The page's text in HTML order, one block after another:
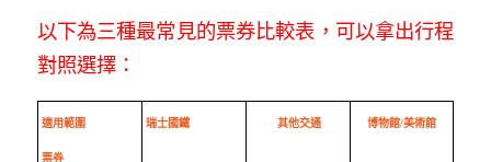
以下為三種最常見的票券比較表，可以拿出行程
對照選擇：
適用範圍
票券
瑞士國鐵 其他交通 博物館/美術館